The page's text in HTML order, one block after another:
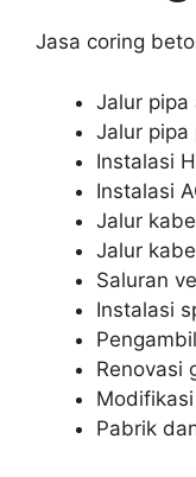
Jasa coring
Jalur pipa
Jalur pipa
Instalasi
Instalasi
Jalur
Jalur
Saluran
Instalasi
Renovasi
Pabrik